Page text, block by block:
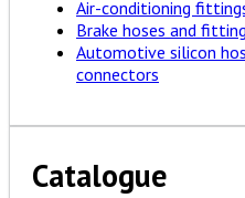
Air-conditioning
Brake hoses and
Automotive silicon
connectors
Catalogue